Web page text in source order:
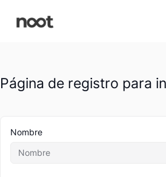
contenido
Página de registro para
Nombre